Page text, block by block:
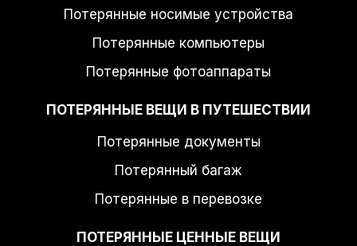
Потерянные носимые устройства
Потерянные компьютеры
Потерянные фотоаппараты
ПОТЕРЯННЫЕ ВЕЩИ В ПУТЕШЕСТВИИ
Потерянные документы
Потерянный багаж
Потерянные в перевозке
ПОТЕРЯННЫЕ ЦЕННЫЕ ВЕЩИ